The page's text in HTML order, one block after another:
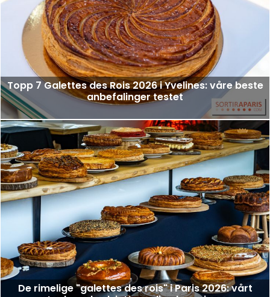
Topp 7 Galettes des Rois 2026 i Yvelines: våre beste
anbefalinger testet
De rimelige "galettes des rois" i Paris 2026: vårt